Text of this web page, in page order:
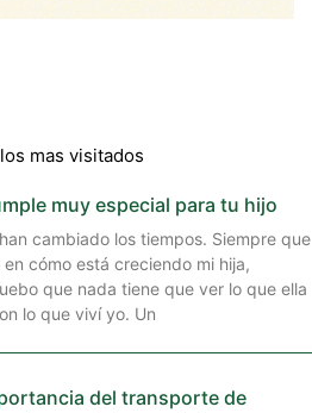
mas visitados
muy especial para tu hijo
cambiado los tiempos. Siempre que
en cómo está creciendo mi hija,
que nada tiene que ver lo que ella
lo que viví yo. Un
del transporte de